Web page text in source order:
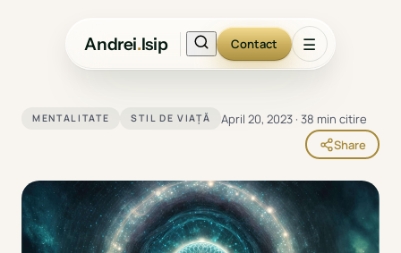
Andrei.Isip Contact ☰
MENTALITATE STIL DE VIAȚĂ April 20, 2023 ·38 min citire
Share